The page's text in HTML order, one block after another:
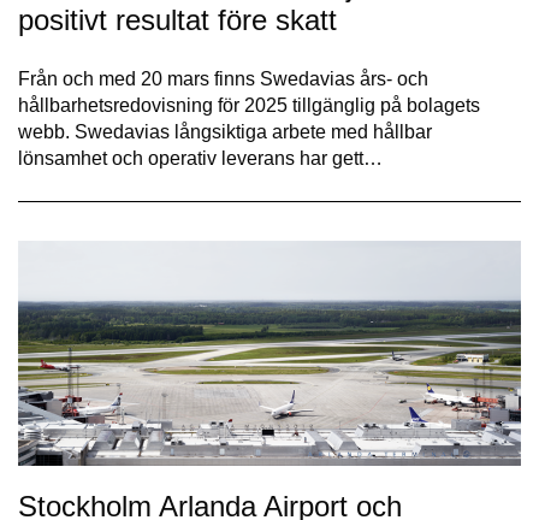
positivt resultat före skatt
Från och med 20 mars finns Swedavias års- och
hållbarhetsredovisning för 2025 tillgänglig på bolagets
webb. Swedavias långsiktiga arbete med hållbar
lönsamhet och operativ leverans har gett…
Stockholm Arlanda Airport och